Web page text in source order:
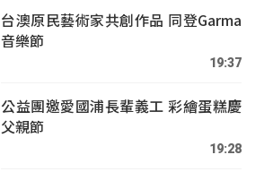
台澳原民藝術家共創作品 同登Garma
音樂節
19:37
公益團邀愛國浦長輩義工 彩繪蛋糕慶
父親節
19:28